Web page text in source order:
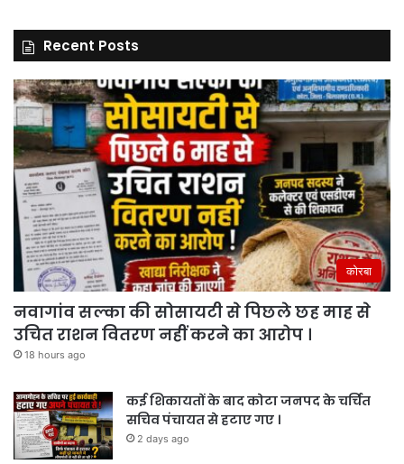
Recent Posts
कोरबा
नवागांव सल्का की सोसायटी से पिछले छह माह से
उचित राशन वितरण नहीं करने का आरोप ।
18 hours ago
कई शिकायतों के बाद कोटा जनपद के चर्चित
सचिव पंचायत से हटाए गए ।
2 days ago